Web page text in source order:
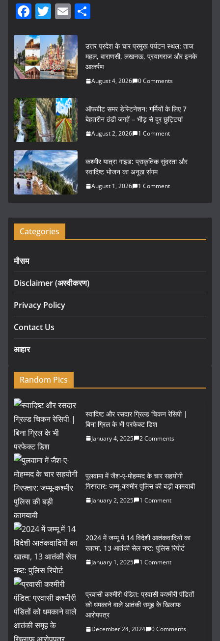
F
c
e
b
o
k
T
itt
er
E
ai
l
ar
e
उत्तर प्रदेश के चार प्रमुख पर्यटन स्थल: ताज
महल, वाराणसी, लखनऊ, प्रयागराज और इनके
आकर्षण
August 4, 2026 0 Comments
ऑफबीट समर डेस्टिनेशन: गर्मियों के लिए 7
बेहतरीन ठंडी जगहें – भीड़ से दूर छुट्टियां
August 2, 2026 1 Comment
कश्मीर यात्रा गाइड: प्राकृतिक सुंदरता और
स्वादिष्ट भोजन का अनूठा संगम
August 1, 2026 1 Comment
Categories
मौसम
Disclaimer (अस्वीकरण)
Privacy Policy
Contact Us
आहार
Random Pics
स्वादिष्ट और रसदार ग्रिल्ड चिकन रेसिपी |
बिना ग्रिल के भी परफेक्ट डिश
January 4, 2025 2 Comments
पुलवामा में जैश-ए-मोहम्मद के चार सहयोगी
गिरफ्तार: जम्मू-कश्मीर पुलिस की बड़ी कामयाबी
January 2, 2025 1 Comment
2024 में जम्मू में 14 विदेशी आतंकवादियों का
खात्मा, 13 आतंकी सेल नष्ट: पुलिस रिपोर्ट
January 1, 2025 1 Comment
प्रवासी कश्मीरी पंडित: प्रवासी कश्मीरी पंडितों
को धमकाने वाले आतंकी समूह के खिलाफ
आरोपपत्र
December 24, 2024 0 Comments